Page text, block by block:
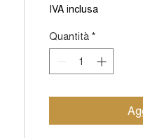
IVA inclusa
Quantità *